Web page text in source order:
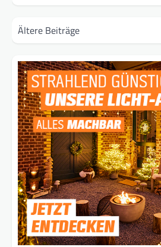
Beitragsnavigation
Ältere Beiträge